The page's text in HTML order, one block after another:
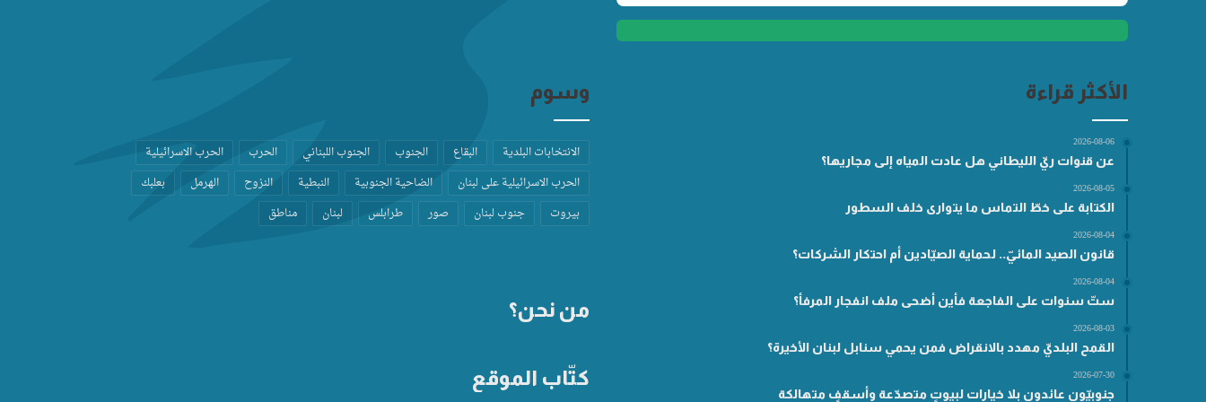
الأكثر قراءة
2026-08-06
عن قنوات ريّ الليطاني هل عادت المياه إلى مجاريها؟
2026-08-05
الكتابة على خطّ التماس ما يتوارى خلف السطور
2026-08-04
قانون الصيد المائيّ.. لحماية الصيّادين أم احتكار الشركات؟
2026-08-04
ستّ سنوات على الفاجعة فأين أضحى ملف انفجار المرفأ؟
2026-08-03
القمح البلديّ مهدد بالانقراض فمن يحمي سنابل لبنان الأخيرة؟
2026-07-30
جنوبيّون عائدون بلا خيارات لبيوتٍ متصدّعة وأسقفٍ متهالكة
وسوم
الانتخابات البلدية البقاع الجنوب الجنوب اللبناني الحرب
الحرب الاسرائيلية
الحرب الاسرائيلية على لبنان
الضاحية الجنوبية النبطية النزوح الهرمل
بعلبك
بيروت
جنوب لبنان صور طرابلس لبنان مناطق
من نحن؟
كتّاب الموقع